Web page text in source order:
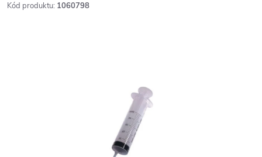
Kód produktu: 1060798